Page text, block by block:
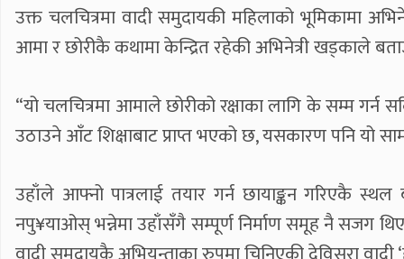
उक्त चलचित्रमा वादी समुदायकी महिलाको भूमिकामा
आमा र छोरीकै कथामा केन्द्रित रहेकी अभिनेत्री खड्काले
“यो चलचित्रमा आमाले छोरीको रक्षाका लागि के सम्म गर्न
उठाउने आँट शिक्षाबाट प्राप्त भएको छ, यसकारण पनि यो
उहाँले आफ्नो पात्रलाई तयार गर्न छायाङ्कन गरिएकै
नपु¥याओस् भन्नेमा उहाँसँगै सम्पूर्ण निर्माण समूह नै सजग